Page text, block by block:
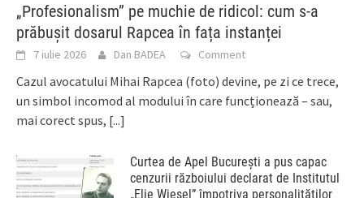
„Profesionalism” pe muchie de ridicol: cum s-a
prăbușit dosarul Rapcea în fața instanței
7 iulie 2026 Dan BADEA Comment
Cazul avocatului Mihai Rapcea (foto) devine, pe zi ce trece,
un simbol incomod al modului în care funcționează – sau,
mai corect spus, [...]
Curtea de Apel București a pus capac
cenzurii războiului declarat de Institutul
„Elie Wiesel” împotriva personalităților